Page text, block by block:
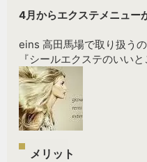
4月からエクステメニュー
eins 高田馬場で取り扱う
『シールエクステのいいと
メリット